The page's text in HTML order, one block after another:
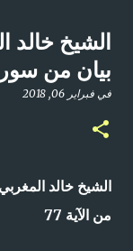
صلاة
الأقصى المبارك
فيأبريل 21, 2025
بيان من سورة
في فبراير 06, 2018
من الآية 77